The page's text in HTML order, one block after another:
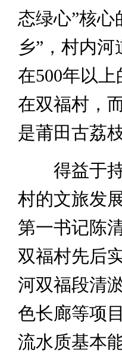
态绿心”核心
乡”，村内
在500年以
在双福村，
是莆田古荔
得益于持
村的文旅发
第一书记陈
双福村先后
河双福段清
色长廊等项
流水质基本